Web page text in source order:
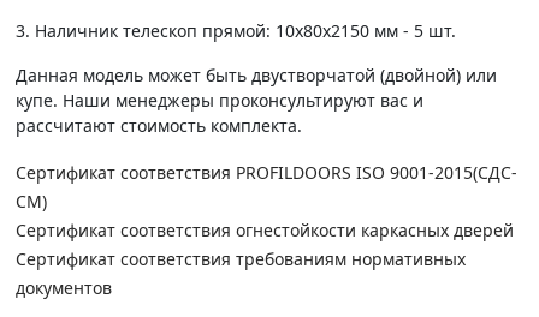
3. Наличник телескоп прямой: 10х80х2150 мм - 5 шт.
Данная модель может быть двустворчатой (двойной) или
купе. Наши менеджеры проконсультируют вас и
рассчитают стоимость комплекта.
Сертификат соответствия PROFILDOORS ISO 9001-2015(СДС-
СМ)
Сертификат соответствия огнестойкости каркасных дверей
Сертификат соответствия требованиям нормативных
документов